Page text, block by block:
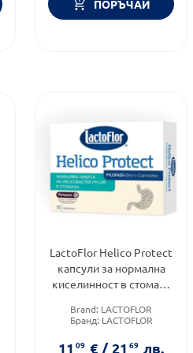
ПОРЪЧАЙ
LactoFlor Helico Protect
капсули за нормална
киселинност в стомаха
Brand: LACTOFLOR
Бранд: LACTOFLOR
PROTECT
1109 € / 2169 лв.